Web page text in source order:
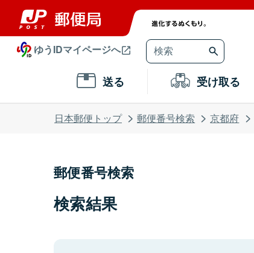
ゆうIDマイページへ
送る 受け取る
日本郵便トップ 郵便番号検索 京都府
郵便番号検索
検索結果